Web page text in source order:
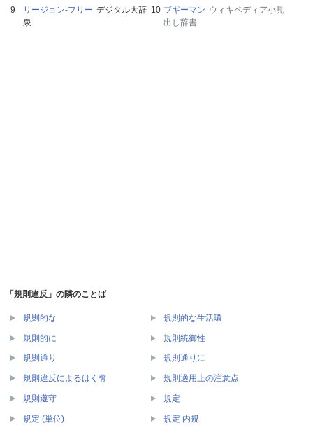
リージョン‐フリー デジタル大辞
泉
ブギーマン ウィキペディア小見
出し辞書
「規則違反」の隣のことば
規則的な 規則的な生活環
規則的に 規則統御性
規則通り 規則通りに
規則違反によるはく奪 規則適用上の注意点
規則遵守 規定
規定 (単位) 規定 内規